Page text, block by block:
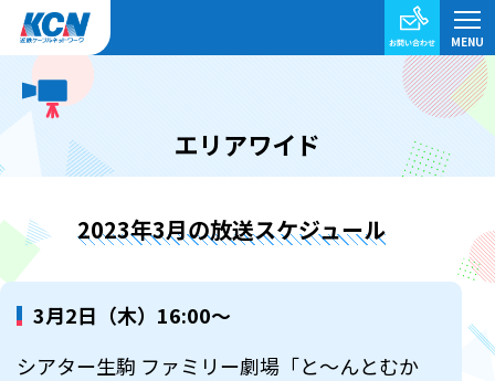
エリアワイド
2023年3月の放送スケジュール
3月2日（木）16:00～
シアター生駒 ファミリー劇場「と～んとむか